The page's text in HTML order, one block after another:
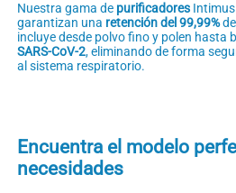
Nuestra gama de purificadores
garantizan una retención del 99,99%
incluye desde polvo fino y polen hasta
SARS-CoV-2, eliminando de forma
al sistema respiratorio.
Encuentra el modelo
necesidades